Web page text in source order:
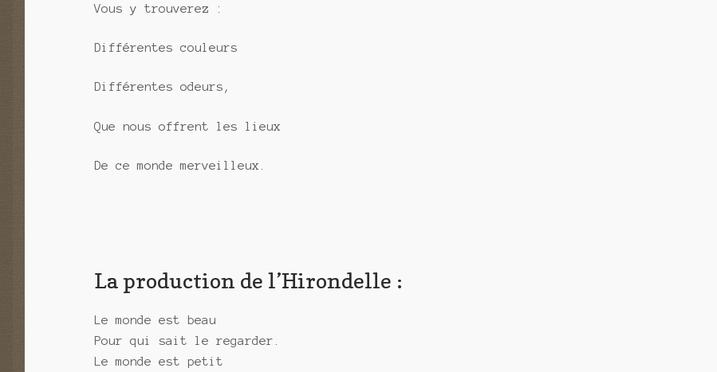
Vous y trouverez :
Différentes couleurs
Différentes odeurs,
Que nous offrent les lieux
De ce monde merveilleux.
La production de l’Hirondelle :
Le monde est beau
Pour qui sait le regarder.
Le monde est petit